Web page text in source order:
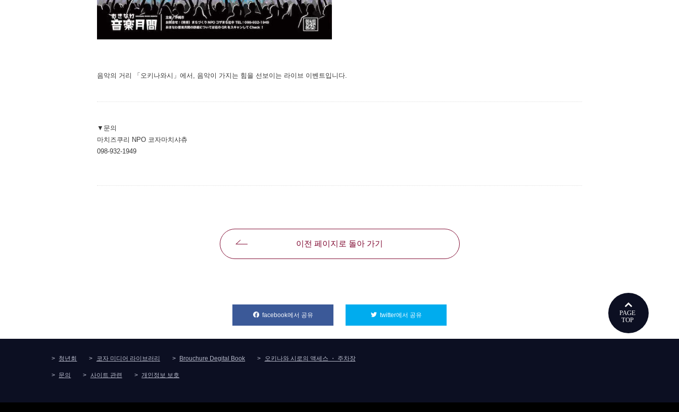
음악의 거리 「오키나와시」에서, 음악이 가지는 힘을 선보이는 라이브 이벤트입니다.
▼문의
마치즈쿠리 NPO 코자마치샤츄
098-932-1949
이전 페이지로 돌아 가기
facebook에서 공유 別ウィンドウで開きます twitter에서 공유
청년회 코자 미디어 라이브러리 Brouchure Degital Book 오키나와 시로의 액세스 ・ 주차장
문의 사이트 관련 개인정보 보호